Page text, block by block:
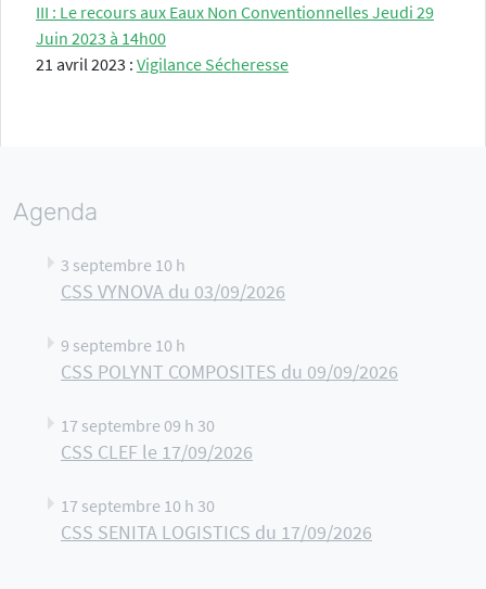
III : Le recours aux Eaux Non Conventionnelles Jeudi 29
Juin 2023 à 14h00
21 avril 2023 : Vigilance Sécheresse
Agenda
3 septembre 10 h
CSS VYNOVA du 03/09/2026
9 septembre 10 h
CSS POLYNT COMPOSITES du 09/09/2026
17 septembre 09 h 30
CSS CLEF le 17/09/2026
17 septembre 10 h 30
CSS SENITA LOGISTICS du 17/09/2026